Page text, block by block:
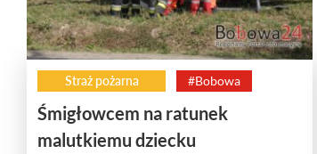
Straż pożarna #Bobowa
Śmigłowcem na ratunek
malutkiemu dziecku